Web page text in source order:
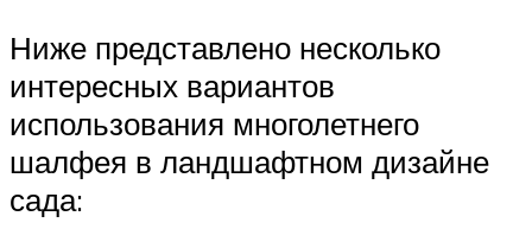
Ниже представлено несколько
интересных вариантов
использования многолетнего
шалфея в ландшафтном дизайне
сада: